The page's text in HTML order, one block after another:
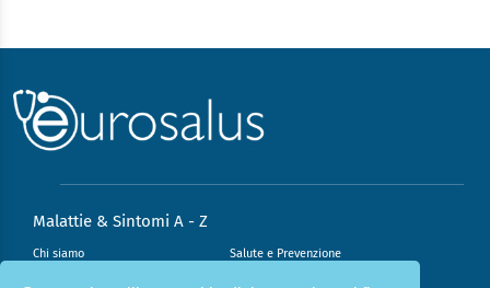
Malattie & Sintomi A - Z
Chi siamo Salute e Prevenzione